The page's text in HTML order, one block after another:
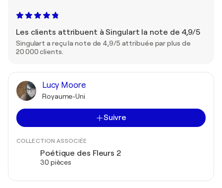
Les clients attribuent à Singulart la note de 4,9/5
Singulart a reçu la note de 4,9/5 attribuée par plus de
20 000 clients.
Lucy Moore
Royaume-Uni
Suivre
COLLECTION ASSOCIÉE
Poétique des Fleurs 2
30 pièces